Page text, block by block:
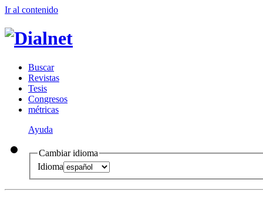
Ir al contenido
Buscar
Revistas
Tesis
Congresos
métricas
Ayuda
Cambiar idioma
Idioma